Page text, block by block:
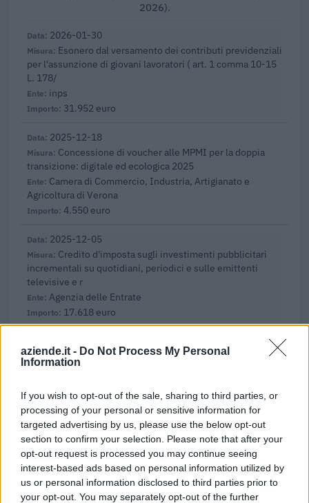
aziende.it - Do Not Process My Personal
Information
If you wish to opt-out of the sale, sharing to third parties, or
processing of your personal or sensitive information for
targeted advertising by us, please use the below opt-out
section to confirm your selection. Please note that after your
opt-out request is processed you may continue seeing
interest-based ads based on personal information utilized by
us or personal information disclosed to third parties prior to
your opt-out. You may separately opt-out of the further
2026).
2026-01-30
Esonero dal versamento dei contributi previdenziali
per l'assunzione di giovani lavoratori ( art. 1 comma 10-15
L. 178/
inps
31.952 euro
2025-12-18
Concessione di voucher alle MPMI per la doppia
transizione: digitale ed ecologica 2025
Camera di Commercio, Industria, Artigianato e
Agricoltura di Verona
4.550 euro
2025-12-05
Credito d'imposta sugli investimenti pubblicitari
incrementali su quotidiani, periodici e sulle emittenti
televisive e r
Agenzia delle Entrate
17.618 euro
Intervento per il supporto alle imprese di micro,
piccola e media dimensione nella tutela dei marchi
Unione Italiana delle Camere di Commercio
Industria, Artigianato e Agricoltura
980 euro
2025-02-14
Esonero dal versamento della contribuzione
addizionale in favore delle imprese con specifico Ateco
che sospendono o ridu